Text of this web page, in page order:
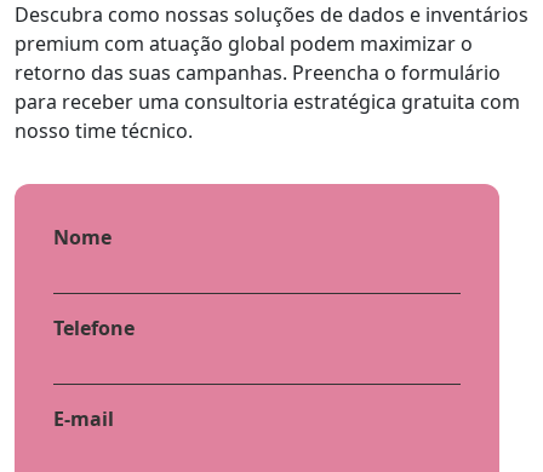
Descubra como nossas soluções de dados e inventários
premium com atuação global podem maximizar o
retorno das suas campanhas. Preencha o formulário
para receber uma consultoria estratégica gratuita com
nosso time técnico.
Nome
Telefone
E-mail